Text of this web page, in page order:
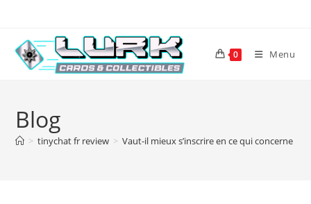
content
0 Menu
Blog
> tinychat fr review > Vaut-il mieux s’inscrire en ce qui concerne